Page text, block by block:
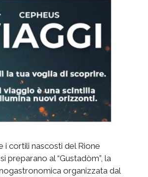
i cortili nascosti del Rione
preparano al “Gustadòm”, la
organizzata dal